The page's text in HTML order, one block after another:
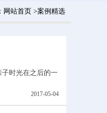
网站首页 >案例精选
时光在之后的一
2017-05-04